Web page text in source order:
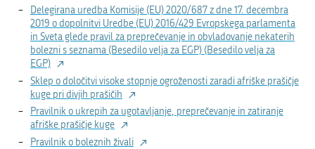
Delegirana uredba Komisije (EU) 2020/687 z dne 17. decembra
2019 o dopolnitvi Uredbe (EU) 2016/429 Evropskega parlamenta
in Sveta glede pravil za preprečevanje in obvladovanje nekaterih
bolezni s seznama (Besedilo velja za EGP) (Besedilo velja za
EGP)
Sklep o določitvi visoke stopnje ogroženosti zaradi afriške prašičje
kuge pri divjih prašičih
Pravilnik o ukrepih za ugotavljanje, preprečevanje in zatiranje
afriške prašičje kuge
Pravilnik o boleznih živali